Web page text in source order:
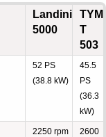
Landini
5000
TYM
T
503
52 PS
(38.8 kW)
45.5
PS
(36.3
kW)
2250 rpm
2600